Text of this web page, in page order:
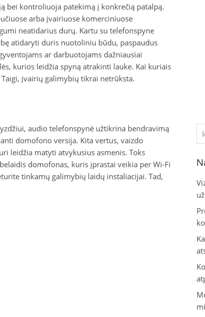
bei kontroliuoja patekimą į konkrečią patalpą.
arba įvairiuose komerciniuose
neatidarius durų. Kartu su telefonspyne
atidaryti duris nuotoliniu būdu, paspaudus
ar darbuotojams dažniausiai
kurios leidžia spyną atrakinti lauke. Kai kuriais
įvairių galimybių tikrai netrūksta.
audio telefonspynė užtikrina bendravimą
domofono versija. Kita vertus, vaizdo
leidžia matyti atvykusius asmenis. Toks
domofonas, kuris įprastai veikia per Wi-Fi
tinkamų galimybių laidų instaliacijai. Tad,